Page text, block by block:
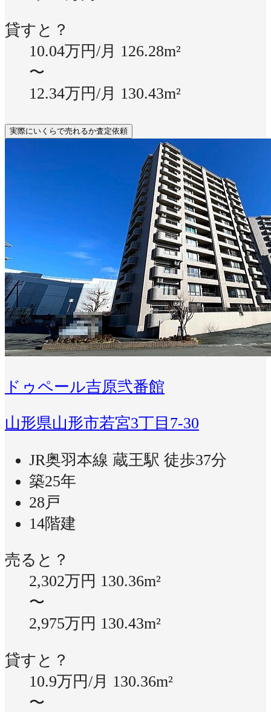
貸すと？
10.04万円/月 126.28m²
〜
12.34万円/月 130.43m²
実際にいくらで売れるか査定依頼
ドゥペール吉原弐番館
山形県山形市若宮3丁目7-30
JR奥羽本線 蔵王駅 徒歩37分
築25年
28戸
14階建
売ると？
2,302万円 130.36m²
〜
2,975万円 130.43m²
貸すと？
10.9万円/月 130.36m²
〜